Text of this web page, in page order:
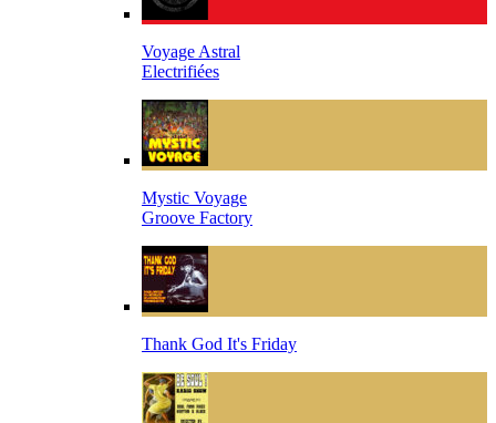
Voyage Astral
Electrifiées
Mystic Voyage
Groove Factory
Thank God It's Friday